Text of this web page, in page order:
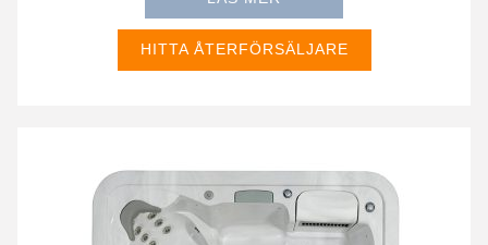
HITTA ÅTERFÖRSÄLJARE